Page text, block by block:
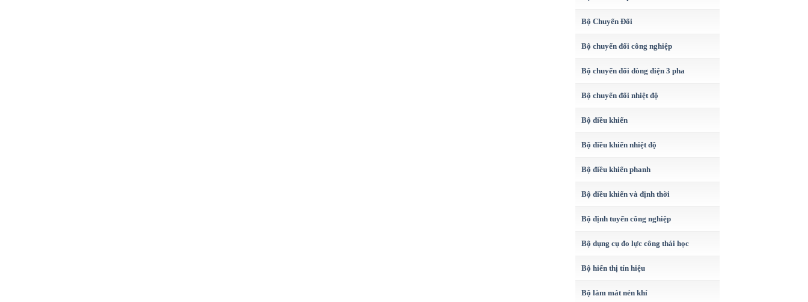
Bộ Chuyển Đổi
Bộ chuyển đổi công nghiệp
Bộ chuyển đổi dòng điện 3 pha
Bộ chuyển đổi nhiệt độ
Bộ điều khiển
Bộ điều khiển nhiệt độ
Bộ điều khiển phanh
Bộ điều khiển và định thời
Bộ định tuyến công nghiệp
Bộ dụng cụ đo lực công thái học
Bộ hiển thị tín hiệu
Bộ làm mát nén khí